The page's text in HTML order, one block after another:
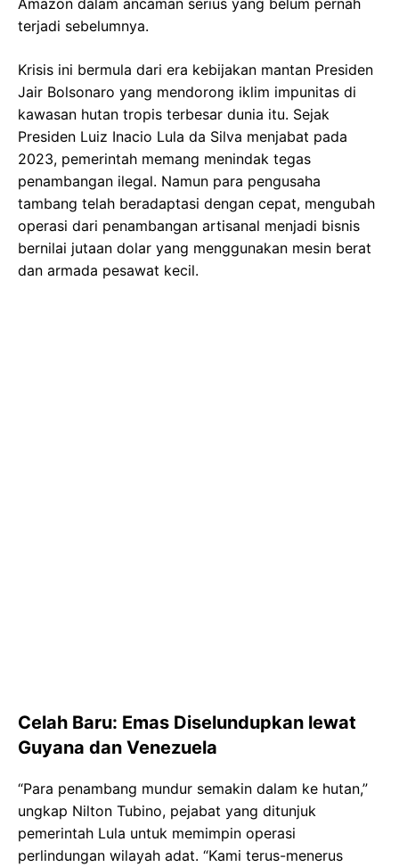
terjadi sebelumnya.
Krisis ini bermula dari era kebijakan mantan Presiden
Jair Bolsonaro yang mendorong iklim impunitas di
kawasan hutan tropis terbesar dunia itu. Sejak
Presiden Luiz Inacio Lula da Silva menjabat pada
2023, pemerintah memang menindak tegas
penambangan ilegal. Namun para pengusaha
tambang telah beradaptasi dengan cepat, mengubah
operasi dari penambangan artisanal menjadi bisnis
bernilai jutaan dolar yang menggunakan mesin berat
dan armada pesawat kecil.
Celah Baru: Emas Diselundupkan lewat
Guyana dan Venezuela
“Para penambang mundur semakin dalam ke hutan,”
ungkap Nilton Tubino, pejabat yang ditunjuk
pemerintah Lula untuk memimpin operasi
perlindungan wilayah adat. “Kami terus-menerus